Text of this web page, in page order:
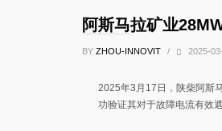
阿斯马拉矿业
BY ZHOU-INNOVIT / 2025-
2025年3月17日，陕柴阿斯
功验证其对于故障电流有效